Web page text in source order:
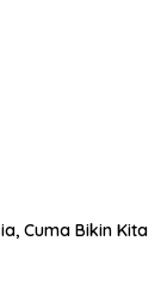
Cuma Bikin Kita